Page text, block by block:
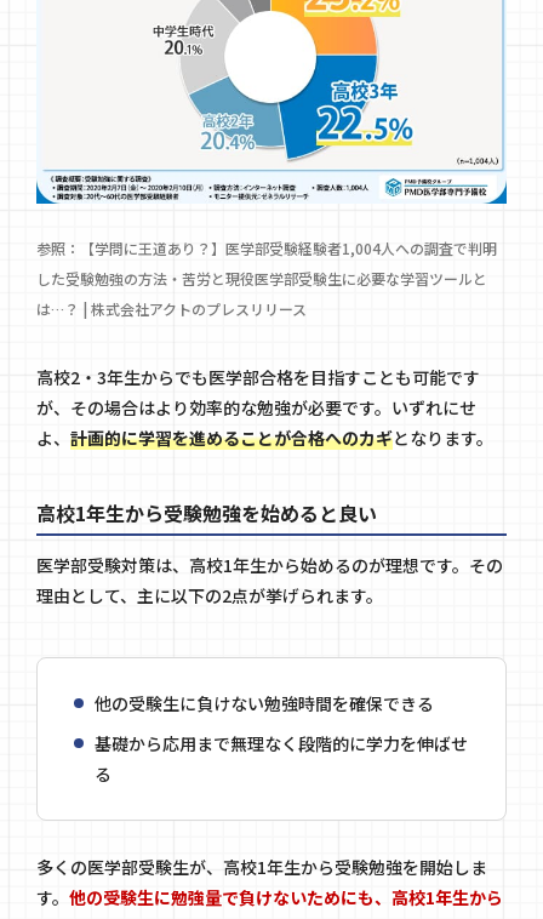
参照：
【学問に王道あり？】医学部受験経験者1,004人への調査で判明
した受験勉強の方法・苦労と現役医学部受験生に必要な学習ツールと
は…？ | 株式会社アクトのプレスリリース
高校2・3年生からでも医学部合格を目指すことも可能です
が、その場合はより効率的な勉強が必要です。いずれにせ
よ、 計画的に学習を進めることが合格へのカギとなります。
高校1年生から受験勉強を始めると良い
医学部受験対策は、高校1年生から始めるのが理想です。その
理由として、主に以下の2点が挙げられます。
他の受験生に負けない勉強時間を確保できる
基礎から応用まで無理なく段階的に学力を伸ばせ
る
多くの医学部受験生が、高校1年生から受験勉強を開始しま
す。 他の受験生に勉強量で負けないためにも、高校1年生から